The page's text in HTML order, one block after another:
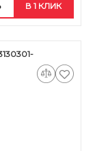
В 1 КЛИК